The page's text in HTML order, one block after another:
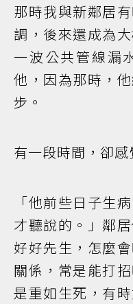
那時我與新鄰居
調，後來還成為
一波公共管線漏
他，因為那時，
步。
有一段時間，卻感
「他前些日子生
才聽說的。」鄰
好好先生，怎麼
關係，常是能打
是重如生死，有